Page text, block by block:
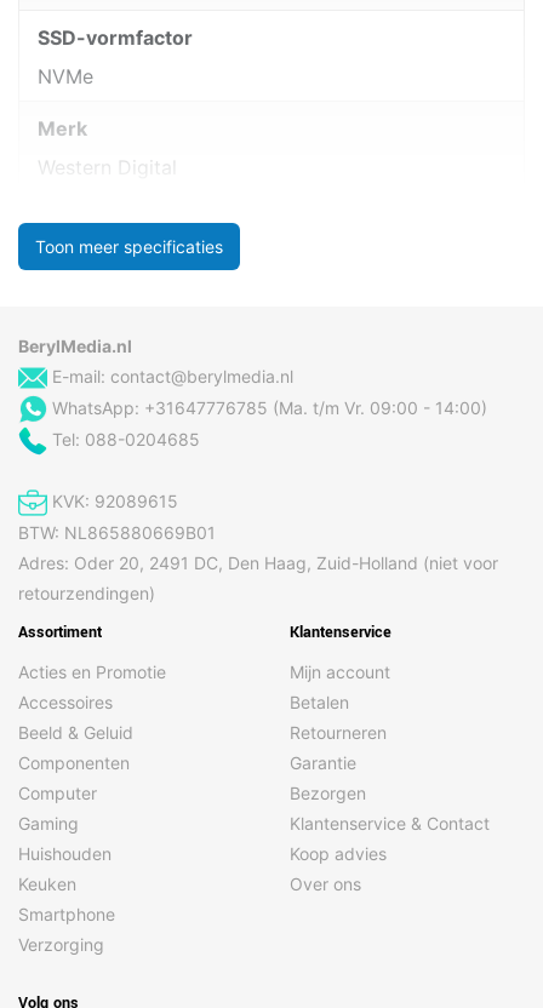
SSD-vormfactor
NVMe
Merk
Western Digital
Toon meer specificaties
BerylMedia.nl
E-mail: contact@berylmedia.nl
WhatsApp: +31647776785 (Ma. t/m Vr. 09:00 - 14:00)
Tel: 088-0204685
KVK: 92089615
BTW: NL865880669B01
Adres: Oder 20, 2491 DC, Den Haag, Zuid-Holland (niet voor
retourzendingen)
Assortiment
Acties en Promotie
Accessoires
Beeld & Geluid
Componenten
Computer
Gaming
Huishouden
Keuken
Smartphone
Verzorging
Klantenservice
Mijn account
Betalen
Retourneren
Garantie
Bezorgen
Klantenservice & Contact
Koop advies
Over ons